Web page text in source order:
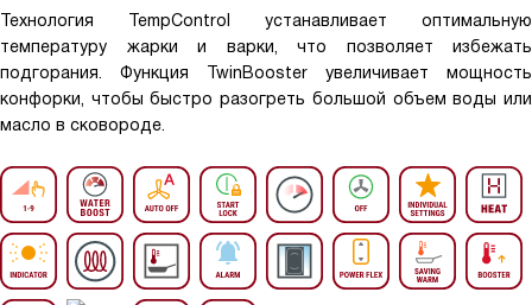
Технология TempControl устанавливает оптимальную
температуру жарки и варки, что позволяет избежать
подгорания. Функция TwinBooster увеличивает мощность
конфорки, чтобы быстро разогреть большой объем воды или
масло в сковороде.